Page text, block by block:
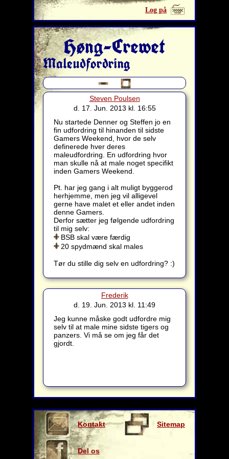
Log på
Høng-Crewet
Maleudfordring
Steven Poulsen
d. 17. Jun. 2013 kl. 16:55
Nu startede Denner og Steffen jo en
fin udfordring til hinanden til sidste
Gamers Weekend, hvor de selv
definerede hver deres
maleudfordring. En udfordring hvor
man skulle nå at male noget specifikt
inden Gamers Weekend.
Pt. har jeg gang i alt muligt byggerod
herhjemme, men jeg vil alligevel
gerne have malet et eller andet inden
denne Gamers.
Derfor sætter jeg følgende udfordring
til mig selv:
BSB skal være færdig
20 spydmænd skal males
Tør du stille dig selv en udfordring? :)
Frederik
d. 19. Jun. 2013 kl. 11:49
Jeg kunne måske godt udfordre mig
selv til at male mine sidste tigers og
panzers. Vi må se om jeg får det
gjordt.
Kontakt
os
Sitemap
Del os